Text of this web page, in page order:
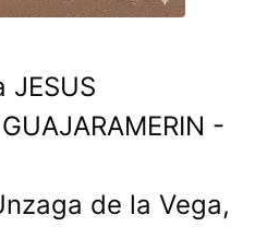
-
de la Vega,